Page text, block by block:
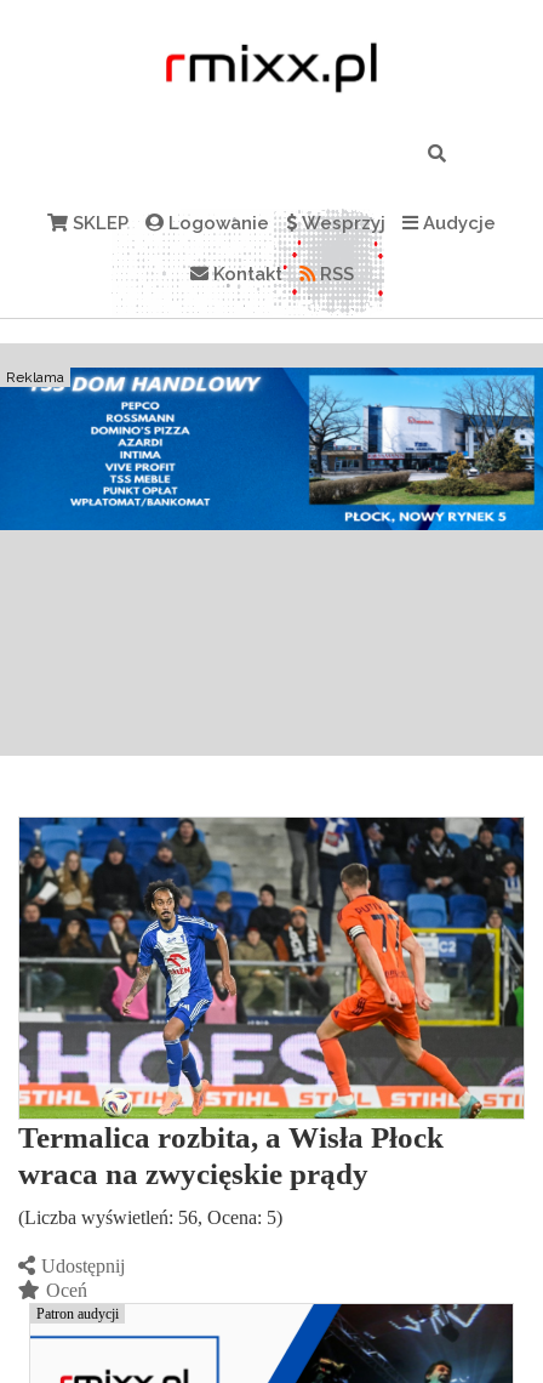
SKLEP Logowanie Wesprzyj Audycje
Kontakt RSS
Reklama
Termalica rozbita, a Wisła Płock
wraca na zwycięskie prądy
(Liczba wyświetleń: 56, Ocena: 5)
Udostępnij
Oceń
Patron audycji